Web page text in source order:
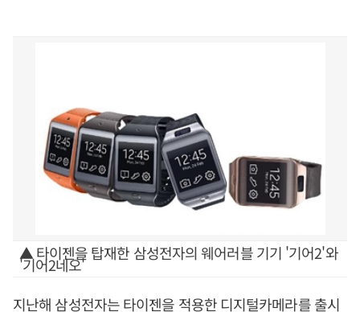
▲ 타이젠을 탑재한 삼성전자의 웨어러블 기기 '기어2'와
'기어2네오'
지난해 삼성전자는 타이젠을 적용한 디지털카메라를 출시